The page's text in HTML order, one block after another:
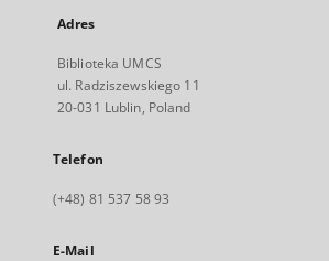
Adres
Biblioteka UMCS
ul. Radziszewskiego 11
20-031 Lublin, Poland
Telefon
(+48) 81 537 58 93
E-Mail